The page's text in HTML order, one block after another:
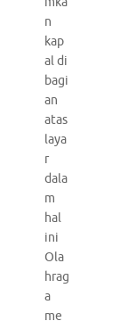
n
kap
al di
bagi
an
atas
laya
r
dala
m
hal
ini
Ola
hrag
a
me